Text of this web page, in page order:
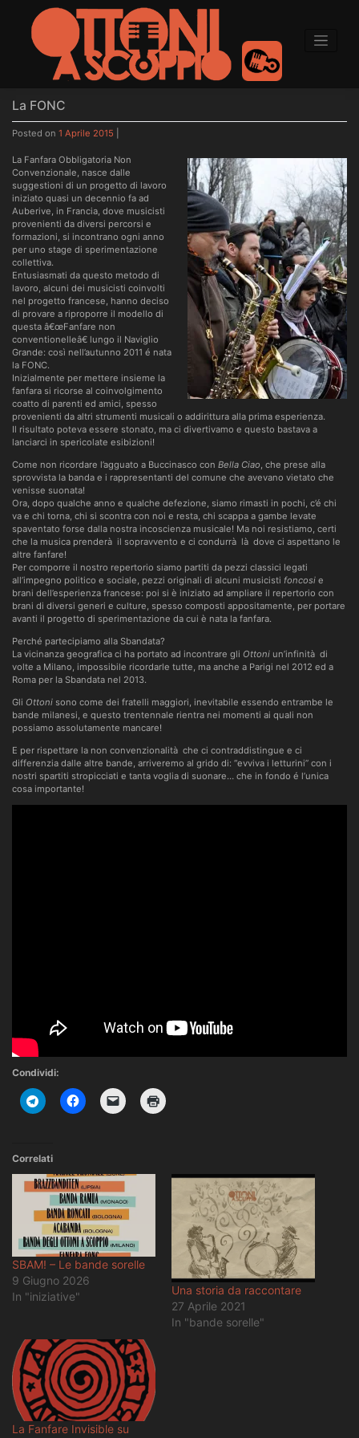
content
La FONC
Posted on 1 Aprile 2015
La Fanfara Obbligatoria Non
Convenzionale, nasce dalle
suggestioni di un progetto di lavoro
iniziato quasi un decennio fa ad
Auberive, in Francia, dove musicisti
provenienti da diversi percorsi e
formazioni, si incontrano ogni anno
per uno stage di sperimentazione
collettiva.
Entusiasmati da questo metodo di
lavoro, alcuni dei musicisti coinvolti
nel progetto francese, hanno deciso
di provare a riproporre il modello di
questa â€œFanfare non
conventionelleâ€ lungo il Naviglio
Grande: così nell’autunno 2011 é nata
la FONC.
Inizialmente per mettere insieme la
fanfara si ricorse al coinvolgimento
coatto di parenti ed amici, spesso
provenienti da altri strumenti musicali o addirittura alla prima esperienza.
Il risultato poteva essere stonato, ma ci divertivamo e questo bastava a
lanciarci in spericolate esibizioni!
Come non ricordare l’agguato a Buccinasco con Bella Ciao, che prese alla
sprovvista la banda e i rappresentanti del comune che avevano vietato che
venisse suonata!
Ora, dopo qualche anno e qualche defezione, siamo rimasti in pochi, c’é chi
va e chi torna, chi si scontra con noi e resta, chi scappa a gambe levate
spaventato forse dalla nostra incoscienza musicale! Ma noi resistiamo, certi
che la musica prenderà il sopravvento e ci condurrà là dove ci aspettano le
altre fanfare!
Per comporre il nostro repertorio siamo partiti da pezzi classici legati
all’impegno politico e sociale, pezzi originali di alcuni musicisti foncosi e
brani dell’esperienza francese: poi si è iniziato ad ampliare il repertorio con
brani di diversi generi e culture, spesso composti appositamente, per portare
avanti il progetto di sperimentazione da cui è nata la fanfara.
Perché partecipiamo alla Sbandata?
La vicinanza geografica ci ha portato ad incontrare gli Ottoni un’infinità di
volte a Milano, impossibile ricordarle tutte, ma anche a Parigi nel 2012 ed a
Roma per la Sbandata nel 2013.
Gli Ottoni sono come dei fratelli maggiori, inevitabile essendo entrambe le
bande milanesi, e questo trentennale rientra nei momenti ai quali non
possiamo assolutamente mancare!
E per rispettare la non convenzionalità che ci contraddistingue e ci
differenzia dalle altre bande, arriveremo al grido di: “evviva i letturini” con i
nostri spartiti stropicciati e tanta voglia di suonare… che in fondo é l’unica
cosa importante!
Condividi:
Correlati
SBAM! – Le bande sorelle
9 Giugno 2026
In "iniziative"
Una storia da raccontare
27 Aprile 2021
In "bande sorelle"
La Fanfare Invisible su